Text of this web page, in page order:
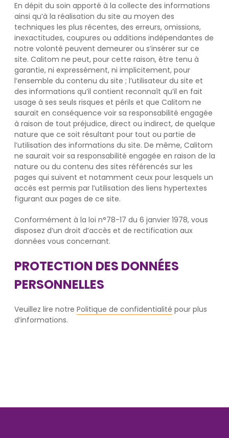
En dépit du soin apporté à la collecte des informations
ainsi qu’à la réalisation du site au moyen des
techniques les plus récentes, des erreurs, omissions,
inexactitudes, coupures ou additions indépendantes de
notre volonté peuvent demeurer ou s’insérer sur ce
site. Calitom ne peut, pour cette raison, être tenu à
garantie, ni expressément, ni implicitement, pour
l’ensemble du contenu du site ; l’utilisateur du site et
des informations qu’il contient reconnaît qu’il en fait
usage à ses seuls risques et périls et que Calitom ne
saurait en conséquence voir sa responsabilité engagée
à raison de tout préjudice, direct ou indirect, de quelque
nature que ce soit résultant pour tout ou partie de
l’utilisation des informations du site. De même, Calitom
ne saurait voir sa responsabilité engagée en raison de la
nature ou du contenu des sites référencés sur les
pages qui suivent et notamment ceux pour lesquels un
accès est permis par l’utilisation des liens hypertextes
figurant aux pages de ce site.
Conformément à la loi n°78-17 du 6 janvier 1978, vous
disposez d’un droit d’accès et de rectification aux
données vous concernant.
PROTECTION DES DONNÉES
PERSONNELLES
Veuillez lire notre Politique de confidentialité pour plus
d’informations.